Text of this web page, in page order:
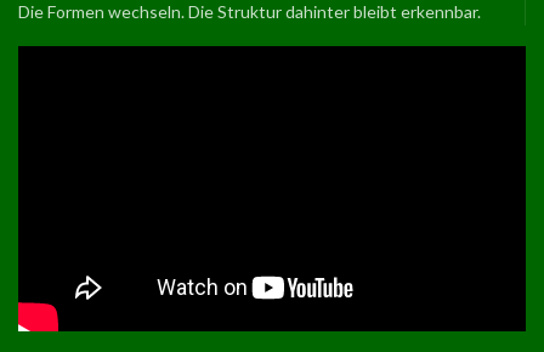
Die Formen wechseln. Die Struktur dahinter bleibt erkennbar.